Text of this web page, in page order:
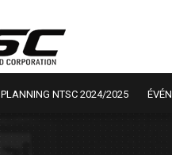
PLANNING NTSC 2024/2025